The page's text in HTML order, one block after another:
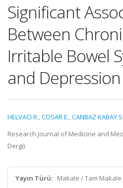
Significant
Between
Irritable Bowel
and Depression
HELVACI R.,COSAR E.,CANBAZ KABAY S.
Research Journal of Medicine and
Dergi)
Yayın Türü: Makale / Tam Makale